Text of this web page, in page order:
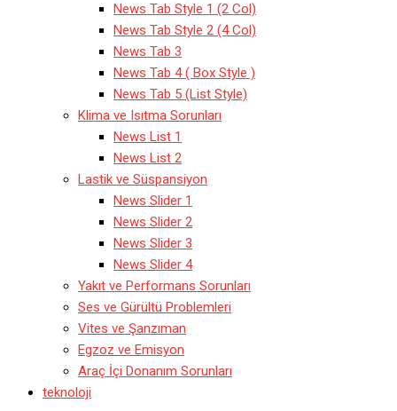
News Tab Style 1 (2 Col)
News Tab Style 2 (4 Col)
News Tab 3
News Tab 4 ( Box Style )
News Tab 5 (List Style)
Klima ve Isıtma Sorunları
News List 1
News List 2
Lastik ve Süspansiyon
News Slider 1
News Slider 2
News Slider 3
News Slider 4
Yakıt ve Performans Sorunları
Ses ve Gürültü Problemleri
Vites ve Şanzıman
Egzoz ve Emisyon
Araç İçi Donanım Sorunları
teknoloji